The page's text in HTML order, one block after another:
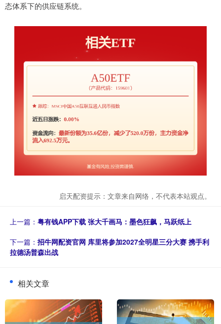
态体系下的供应链系统。
启天配资提示：文章来自网络，不代表本站观点。
上一篇： 粤有钱APP下载 张大千画马：墨色狂飙，马跃纸上
下一篇： 招牛网配资官网 库里将参加2027全明星三分大赛 携手利
拉德汤普森出战
相关文章